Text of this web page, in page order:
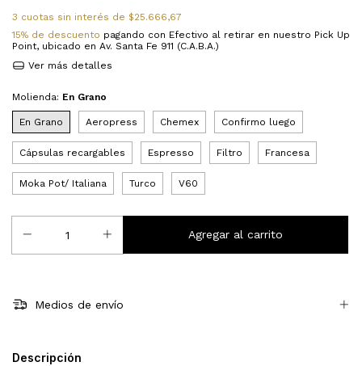
3 cuotas sin interés de $25.666,67
15% de descuento pagando con Efectivo al retirar en nuestro Pick Up
Point, ubicado en Av. Santa Fe 911 (C.A.B.A.)
Ver más detalles
Molienda: En Grano
En Grano Aeropress Chemex Confirmo luego
Cápsulas recargables Espresso Filtro Francesa
Moka Pot/ Italiana Turco V60
Medios de envío
Descripción